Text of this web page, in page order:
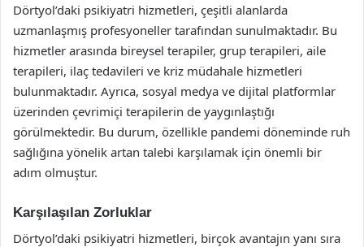
Dörtyol’daki psikiyatri hizmetleri, çeşitli alanlarda
uzmanlaşmış profesyoneller tarafından sunulmaktadır. Bu
hizmetler arasında bireysel terapiler, grup terapileri, aile
terapileri, ilaç tedavileri ve kriz müdahale hizmetleri
bulunmaktadır. Ayrıca, sosyal medya ve dijital platformlar
üzerinden çevrimiçi terapilerin de yaygınlaştığı
görülmektedir. Bu durum, özellikle pandemi döneminde ruh
sağlığına yönelik artan talebi karşılamak için önemli bir
adım olmuştur.
Karşılaşılan Zorluklar
Dörtyol’daki psikiyatri hizmetleri, birçok avantajın yanı sıra